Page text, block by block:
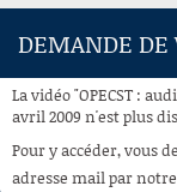
ACCUEIL
À LA DEMANDE
RECHERCHE
DEMANDE DE
La vidéo "OPECST :
avril 2009 n'est plus
Pour y accéder, vous
adresse mail par